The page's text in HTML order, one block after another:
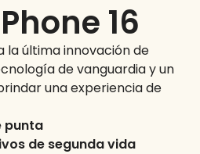
16
la última innovación de
de vanguardia y un
una experiencia de
punta
de segunda vida